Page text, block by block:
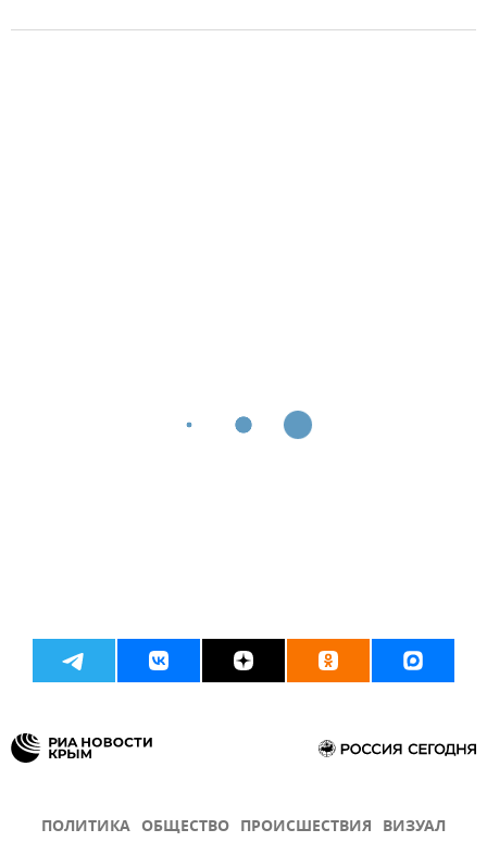
ПОЛИТИКА ОБЩЕСТВО ПРОИСШЕСТВИЯ ВИЗУАЛ